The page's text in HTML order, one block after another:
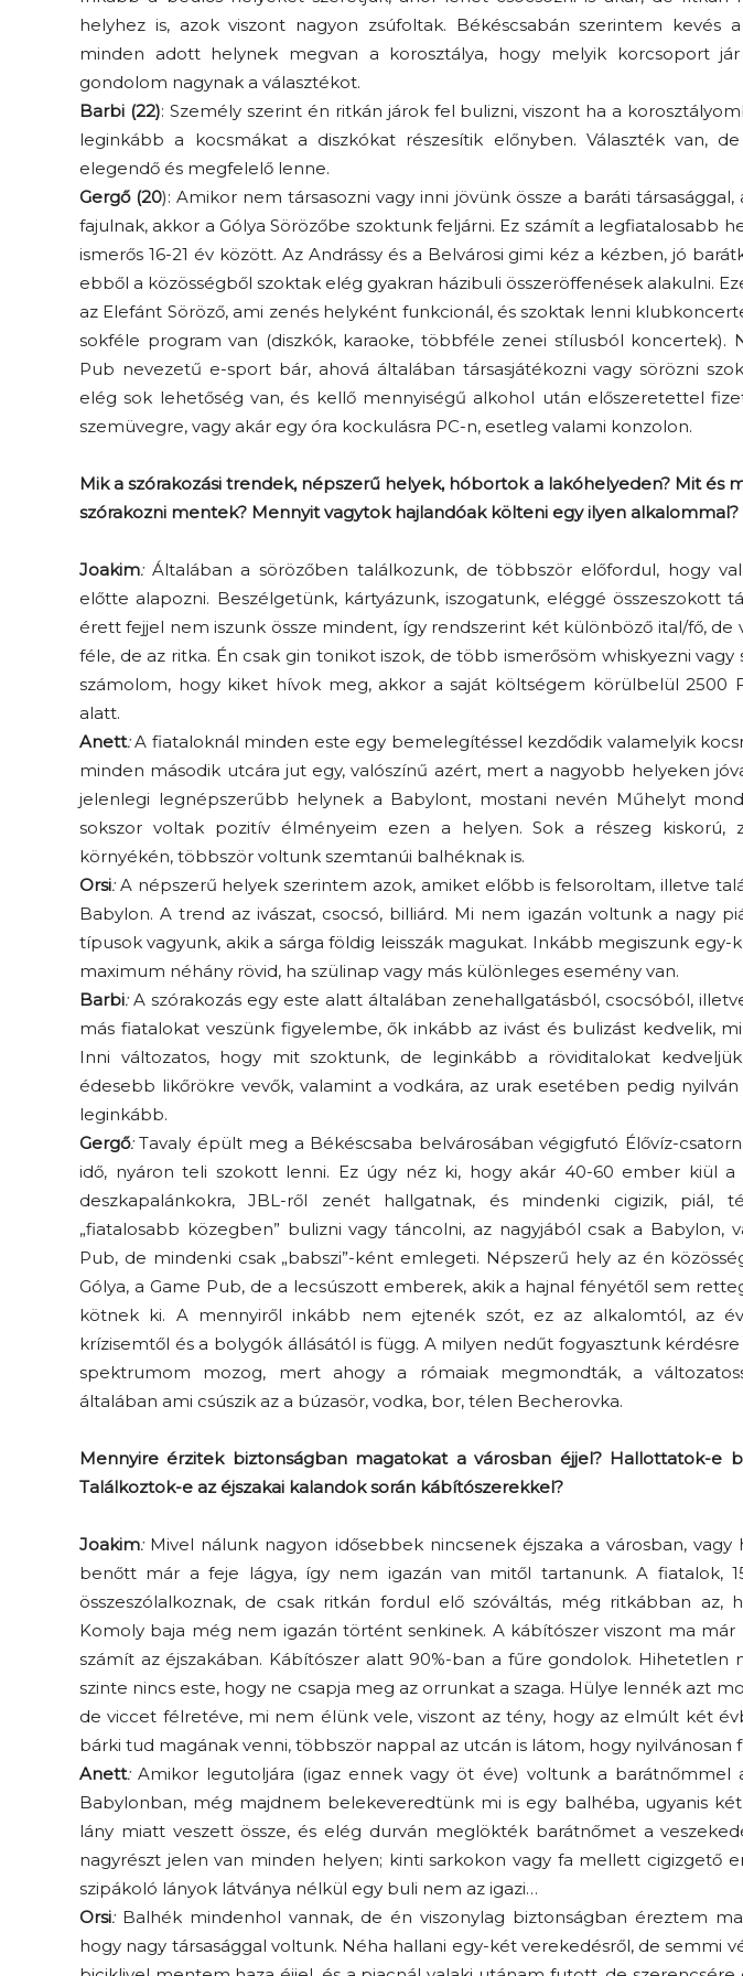
helyhez is, azok viszont nagyon zsúfoltak. Békéscsabán szerintem kevés
minden adott helynek megvan a korosztálya, hogy melyik korcsoport
gondolom nagynak a választékot.
Barbi (22): Személy szerint én ritkán járok fel bulizni, viszont ha a
leginkább a kocsmákat a diszkókat részesítik előnyben. Választék van,
elegendő és megfelelő lenne.
Gergő (20): Amikor nem társasozni vagy inni jövünk össze a baráti
fajulnak, akkor a Gólya Sörözőbe szoktunk feljárni. Ez számít a legfiatalosabb
ismerős 16-21 év között. Az Andrássy és a Belvárosi gimi kéz a kézben, jó
ebből a közösségből szoktak elég gyakran házibuli összeröffenések alakulni.
az Elefánt Söröző, ami zenés helyként funkcionál, és szoktak lenni
sokféle program van (diszkók, karaoke, többféle zenei stílusból koncertek).
Pub nevezetű e-sport bár, ahová általában társasjátékozni vagy sörözni
elég sok lehetőség van, és kellő mennyiségű alkohol után előszeretettel
szemüvegre, vagy akár egy óra kockulásra PC-n, esetleg valami konzolon.
Mik a szórakozási trendek, népszerű helyek, hóbortok a lakóhelyeden? Mit és
szórakozni mentek? Mennyit vagytok hajlandóak költeni egy ilyen alkalommal?
Joakim:Általában a sörözőben találkozunk, de többször előfordul, hogy
előtte alapozni. Beszélgetünk, kártyázunk, iszogatunk, eléggé összeszokott
érett fejjel nem iszunk össze mindent, így rendszerint két különböző ital/fő, de
féle, de az ritka. Én csak gin tonikot iszok, de több ismerősöm whiskyezni
számolom, hogy kiket hívok meg, akkor a saját költségem körülbelül 2500
alatt.
Anett:A fiataloknál minden este egy bemelegítéssel kezdődik valamelyik
minden második utcára jut egy, valószínű azért, mert a nagyobb helyeken
jelenlegi legnépszerűbb helynek a Babylont, mostani nevén Műhelyt
sokszor voltak pozitív élményeim ezen a helyen. Sok a részeg kiskorú,
környékén, többször voltunk szemtanúi balhéknak is.
Orsi:A népszerű helyek szerintem azok, amiket előbb is felsoroltam, illetve
Babylon. A trend az ivászat, csocsó, billiárd. Mi nem igazán voltunk a nagy
típusok vagyunk, akik a sárga földig leisszák magukat. Inkább megiszunk egy-
maximum néhány rövid, ha szülinap vagy más különleges esemény van.
Barbi:A szórakozás egy este alatt általában zenehallgatásból, csocsóból,
más fiatalokat veszünk figyelembe, ők inkább az ivást és bulizást kedvelik,
Inni változatos, hogy mit szoktunk, de leginkább a röviditalokat
édesebb likőrökre vevők, valamint a vodkára, az urak esetében pedig
leginkább.
Gergő:Tavaly épült meg a Békéscsaba belvárosában végigfutó Élővíz-
idő, nyáron teli szokott lenni. Ez úgy néz ki, hogy akár 40-60 ember kiül
deszkapalánkokra, JBL-ről zenét hallgatnak, és mindenki cigizik, piál,
„fiatalosabb közegben” bulizni vagy táncolni, az nagyjából csak a Babylon,
Pub, de mindenki csak „babszi”-ként emlegeti. Népszerű hely az én
Gólya, a Game Pub, de a lecsúszott emberek, akik a hajnal fényétől sem
kötnek ki. A mennyiről inkább nem ejtenék szót, ez az alkalomtól, az
krízisemtől és a bolygók állásától is függ. A milyen nedűt fogyasztunk
spektrumom mozog, mert ahogy a rómaiak megmondták, a
általában ami csúszik az a búzasör, vodka, bor, télen Becherovka.
Mennyire érzitek biztonságban magatokat a városban éjjel? Hallottatok-e
Találkoztok-e az éjszakai kalandok során kábítószerekkel?
Joakim:Mivel nálunk nagyon idősebbek nincsenek éjszaka a városban, vagy
benőtt már a feje lágya, így nem igazán van mitől tartanunk. A fiatalok,
összeszólalkoznak, de csak ritkán fordul elő szóváltás, még ritkábban az,
Komoly baja még nem igazán történt senkinek. A kábítószer viszont ma
számít az éjszakában. Kábítószer alatt 90%-ban a fűre gondolok. Hihetetlen
szinte nincs este, hogy ne csapja meg az orrunkat a szaga. Hülye lennék azt
de viccet félretéve, mi nem élünk vele, viszont az tény, hogy az elmúlt két
bárki tud magának venni, többször nappal az utcán is látom, hogy nyilvánosan
Anett:Amikor legutoljára (igaz ennek vagy öt éve) voltunk a
Babylonban, még majdnem belekeveredtünk mi is egy balhéba, ugyanis két
lány miatt veszett össze, és elég durván meglökték barátnőmet a
nagyrészt jelen van minden helyen; kinti sarkokon vagy fa mellett cigizgető
szipákoló lányok látványa nélkül egy buli nem az igazi…
Orsi:Balhék mindenhol vannak, de én viszonylag biztonságban éreztem
hogy nagy társasággal voltunk. Néha hallani egy-két verekedésről, de semmi